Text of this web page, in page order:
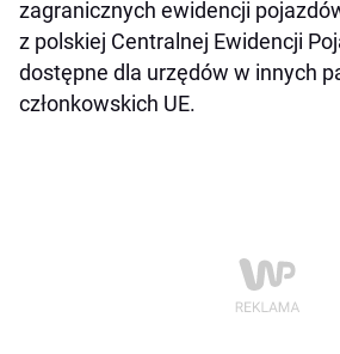
zagranicznych ewidencji
z polskiej Centralnej Ewidencji
dostępne dla urzędów w innych
członkowskich UE.